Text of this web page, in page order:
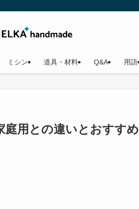
ミシン 道具・材料 Q&A 用語
庭用との違いとおすすめ